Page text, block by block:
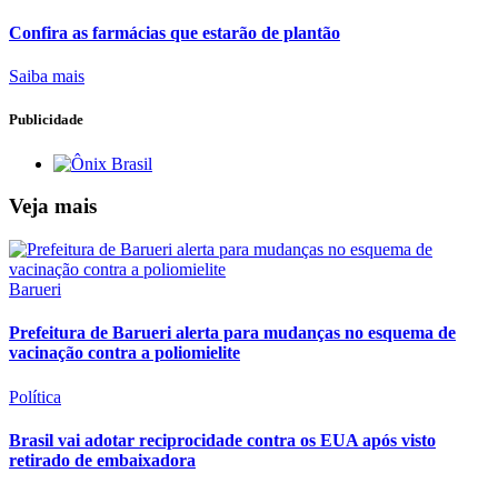
Confira as farmácias que estarão de plantão
Saiba mais
Publicidade
Veja mais
Barueri
Prefeitura de Barueri alerta para mudanças no esquema de
vacinação contra a poliomielite
Política
Brasil vai adotar reciprocidade contra os EUA após visto
retirado de embaixadora